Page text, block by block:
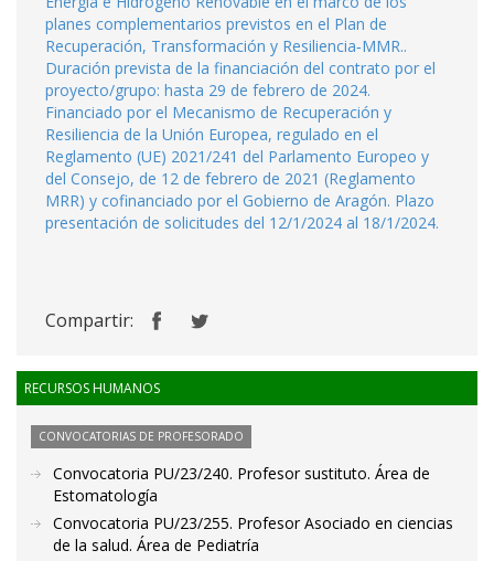
planes complementarios previstos en el Plan de
Recuperación, Transformación y Resiliencia‐MMR..
Duración prevista de la financiación del contrato por el
proyecto/grupo: hasta 29 de febrero de 2024.
Financiado por el Mecanismo de Recuperación y
Resiliencia de la Unión Europea, regulado en el
Reglamento (UE) 2021/241 del Parlamento Europeo y
del Consejo, de 12 de febrero de 2021 (Reglamento
MRR) y cofinanciado por el Gobierno de Aragón. Plazo
presentación de solicitudes del 12/1/2024 al 18/1/2024.
Compartir:
RECURSOS HUMANOS
CONVOCATORIAS DE PROFESORADO
Convocatoria PU/23/240. Profesor sustituto. Área de
Estomatología
Convocatoria PU/23/255. Profesor Asociado en ciencias
de la salud. Área de Pediatría